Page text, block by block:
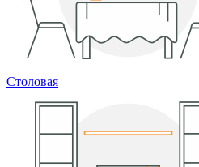
Столовая